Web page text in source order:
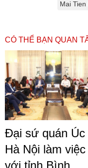
Mai Tien
CÓ THỂ BẠN QUAN
Đại sứ quán Úc
Hà Nội làm việc